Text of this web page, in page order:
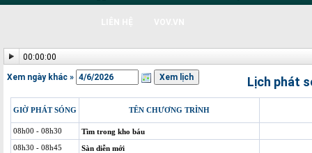
00:00:00
Xem ngày khác » Lịch phát
GIỜ PHÁT SÓNG TÊN CHƯƠNG TRÌNH
08h00 - 08h30
Tìm trong kho báu
08h30 - 08h45
Sàn diễn mới